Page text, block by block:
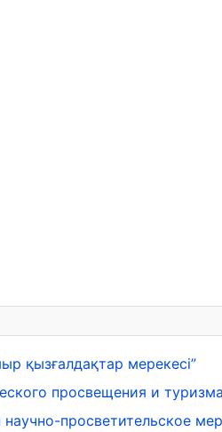
қызғалдақтар мерекесі”
просвещения и туризма
просветительское